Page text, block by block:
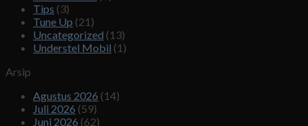
Tips (3)
Tune Up (21)
Uncategorized (13)
Understel Mobil (1)
Arsip
Agustus 2026 (14)
Juli 2026 (59)
Juni 2026 (62)